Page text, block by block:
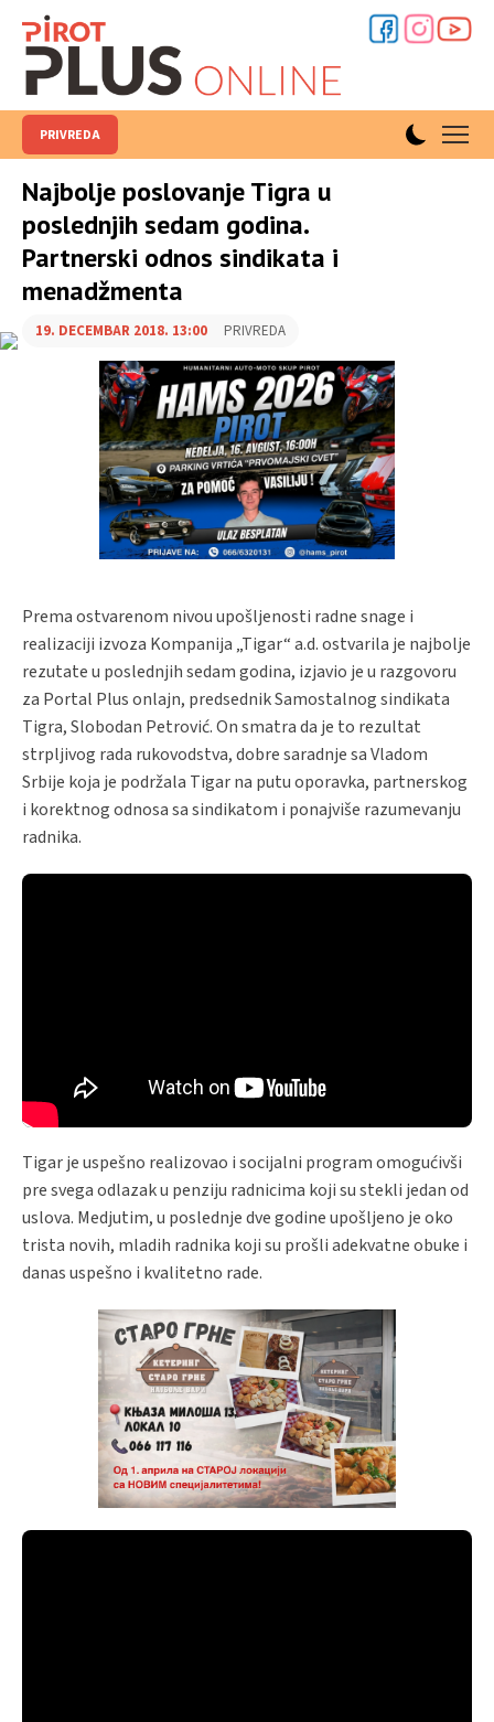
PRIVREDA
Najbolje poslovanje Tigra u
poslednjih sedam godina.
Partnerski odnos sindikata i
menadžmenta
19. DECEMBAR 2018. 13:00 PRIVREDA
Prema ostvarenom nivou upošljenosti radne snage i
realizaciji izvoza Kompanija „Tigar“ a.d. ostvarila je najbolje
rezutate u poslednjih sedam godina, izjavio je u razgovoru
za Portal Plus onlajn, predsednik Samostalnog sindikata
Tigra, Slobodan Petrović. On smatra da je to rezultat
strpljivog rada rukovodstva, dobre saradnje sa Vladom
Srbije koja je podržala Tigar na putu oporavka, partnerskog
i korektnog odnosa sa sindikatom i ponajviše razumevanju
radnika.
Tigar je uspešno realizovao i socijalni program omogućivši
pre svega odlazak u penziju radnicima koji su stekli jedan od
uslova. Medjutim, u poslednje dve godine upošljeno je oko
trista novih, mladih radnika koji su prošli adekvatne obuke i
danas uspešno i kvalitetno rade.